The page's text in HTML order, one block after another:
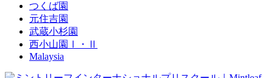
つくば園
元住吉園
武蔵小杉園
西小山園Ⅰ・Ⅱ
Malaysia